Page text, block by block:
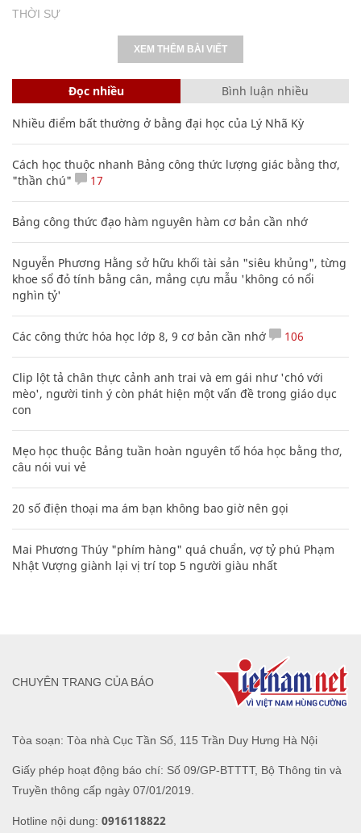
THỜI SỰ
XEM THÊM BÀI VIẾT
Đọc nhiều Bình luận nhiều
Nhiều điểm bất thường ở bằng đại học của Lý Nhã Kỳ
Cách học thuộc nhanh Bảng công thức lượng giác bằng thơ,
"thần chú"
17
Bảng công thức đạo hàm nguyên hàm cơ bản cần nhớ
Nguyễn Phương Hằng sở hữu khối tài sản "siêu khủng", từng
khoe sổ đỏ tính bằng cân, mắng cựu mẫu 'không có nổi
nghìn tỷ'
Các công thức hóa học lớp 8, 9 cơ bản cần nhớ 106
Clip lột tả chân thực cảnh anh trai và em gái như 'chó với
mèo', người tinh ý còn phát hiện một vấn đề trong giáo dục
con
Mẹo học thuộc Bảng tuần hoàn nguyên tố hóa học bằng thơ,
câu nói vui vẻ
20 số điện thoại ma ám bạn không bao giờ nên gọi
Mai Phương Thúy "phím hàng" quá chuẩn, vợ tỷ phú Phạm
Nhật Vượng giành lại vị trí top 5 người giàu nhất
Tòa soạn: Tòa nhà Cục Tần Số, 115 Trần Duy Hưng Hà Nội
Giấy phép hoạt động báo chí: Số 09/GP-BTTTT, Bộ Thông tin và
Truyền thông cấp ngày 07/01/2019.
Hotline nội dung: 0916118822
CHUYÊN TRANG CỦA BÁO